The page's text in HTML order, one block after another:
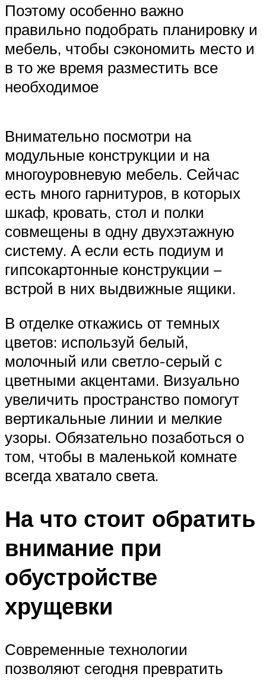
Поэтому особенно важно
правильно подобрать планировку и
мебель, чтобы сэкономить место и
в то же время разместить все
необходимое
Внимательно посмотри на
модульные конструкции и на
многоуровневую мебель. Сейчас
есть много гарнитуров, в которых
шкаф, кровать, стол и полки
совмещены в одну двухэтажную
систему. А если есть подиум и
гипсокартонные конструкции –
встрой в них выдвижные ящики.
В отделке откажись от темных
цветов: используй белый,
молочный или светло-серый с
цветными акцентами. Визуально
увеличить пространство помогут
вертикальные линии и мелкие
узоры. Обязательно позаботься о
том, чтобы в маленькой комнате
всегда хватало света.
На что стоит обратить
внимание при
обустройстве
хрущевки
Современные технологии
позволяют сегодня превратить